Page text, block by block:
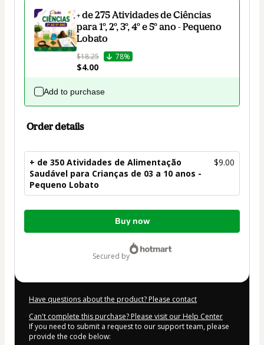
+ de 275 Atividades de Ciências
para 1º, 2º, 3º, 4º e 5º ano - Pequeno
Lobato
$18.25 78%
$4.00
Add to purchase
Order details
+ de 350 Atividades de Alimentação
Saudável para Crianças de 03 a 10 anos -
Pequeno Lobato
$9.00
Total
Buy now
secured by
Have questions about the product? Please contact
Can't complete this purchase? Please visit our Help Center
If you need to submit a request to our support team, please
provide the code below: